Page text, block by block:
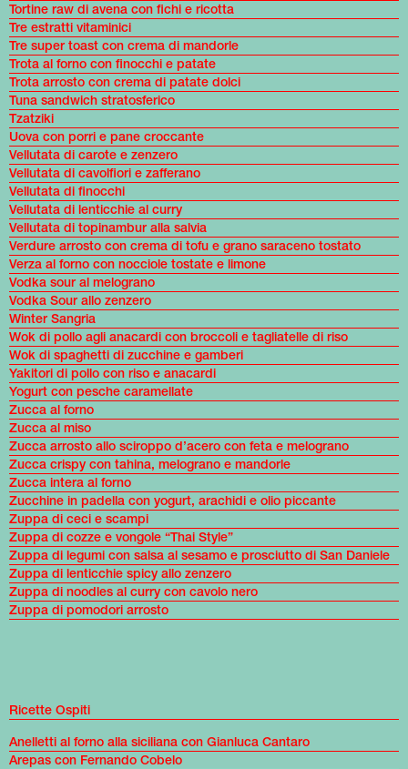
Tortine raw di avena con fichi e ricotta
Tre estratti vitaminici
Tre super toast con crema di mandorle
Trota al forno con finocchi e patate
Trota arrosto con crema di patate dolci
Tuna sandwich stratosferico
Tzatziki
Uova con porri e pane croccante
Vellutata di carote e zenzero
Vellutata di cavolfiori e zafferano
Vellutata di finocchi
Vellutata di lenticchie al curry
Vellutata di topinambur alla salvia
Verdure arrosto con crema di tofu e grano saraceno tostato
Verza al forno con nocciole tostate e limone
Vodka sour al melograno
Vodka Sour allo zenzero
Winter Sangria
Wok di pollo agli anacardi con broccoli e tagliatelle di riso
Wok di spaghetti di zucchine e gamberi
Yakitori di pollo con riso e anacardi
Yogurt con pesche caramellate
Zucca al forno
Zucca al miso
Zucca arrosto allo sciroppo d’acero con feta e melograno
Zucca crispy con tahina, melograno e mandorle
Zucca intera al forno
Zucchine in padella con yogurt, arachidi e olio piccante
Zuppa di ceci e scampi
Zuppa di cozze e vongole “Thai Style”
Zuppa di legumi con salsa al sesamo e prosciutto di San Daniele
Zuppa di lenticchie spicy allo zenzero
Zuppa di noodles al curry con cavolo nero
Zuppa di pomodori arrosto
Ricette Ospiti
Anelletti al forno alla siciliana con Gianluca Cantaro
Arepas con Fernando Cobelo